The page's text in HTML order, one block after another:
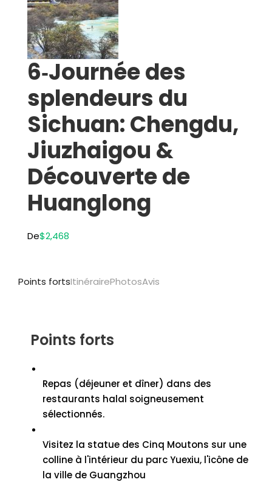
6‑Journée des
splendeurs du
Sichuan: Chengdu,
Jiuzhaigou &
Découverte de
Huanglong
De$2,468
Points fortsItinérairePhotosAvis
Points forts
Repas (déjeuner et dîner) dans des
restaurants halal soigneusement
sélectionnés.
Visitez la statue des Cinq Moutons sur une
colline à l'intérieur du parc Yuexiu, l'icône de
la ville de Guangzhou